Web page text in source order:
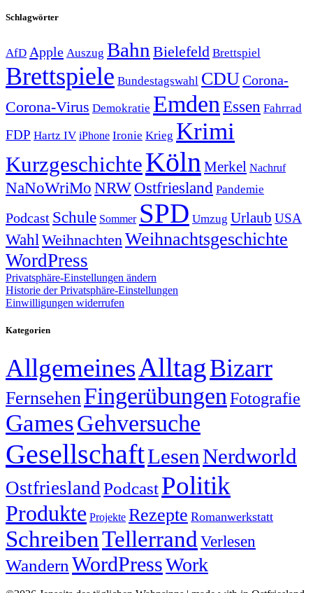
Schlagwörter
AfD Apple Auszug Bahn Bielefeld Brettspiel
Brettspiele Bundestagswahl CDUCorona-
Corona-Virus Demokratie Emden Essen Fahrrad
FDP Hartz IV iPhone Ironie Krieg Krimi
KurzgeschichteKöln Merkel Nachruf
NaNoWriMo NRWOstfriesland Pandemie
Podcast Schule Sommer SPD Umzug Urlaub USA
Wahl Weihnachten Weihnachtsgeschichte
WordPress
Privatsphäre-Einstellungen ändern
Historie der Privatsphäre-Einstellungen
Einwilligungen widerrufen
Kategorien
AllgemeinesAlltagBizarr
FernsehenFingerübungen Fotografie
GamesGehversuche
GesellschaftLesenNerdworld
OstfrieslandPodcastPolitik
Produkte Projekte Rezepte Romanwerkstatt
SchreibenTellerrand Verlesen
Wandern WordPressWork